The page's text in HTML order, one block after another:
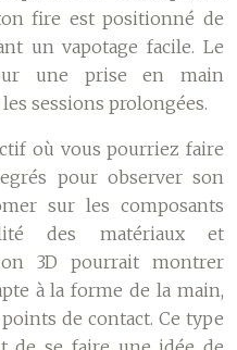
fire est positionné de
un vapotage facile. Le
une prise en main
sessions prolongées.
où vous pourriez faire
pour observer son
sur les composants
des matériaux et
3D pourrait montrer
à la forme de la main,
de contact. Ce type